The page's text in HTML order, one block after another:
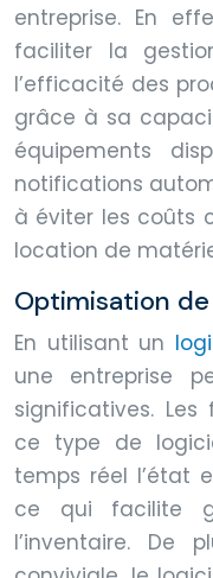
entreprise. En
faciliter la
l’efficacité des
grâce à sa
équipements
notifications
à éviter les coûts
location de
Optimisation
En utilisant un
une entreprise
significatives.
ce type de
temps réel l’état
ce qui facilite
l’inventaire. De